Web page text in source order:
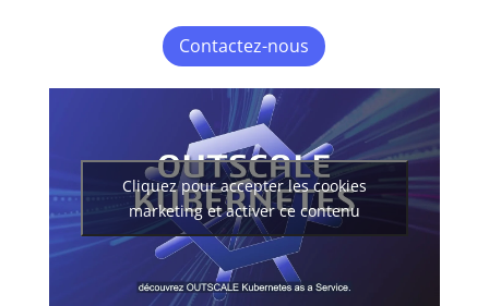
Contactez-nous
Cliquez pour accepter les cookies
marketing et activer ce contenu